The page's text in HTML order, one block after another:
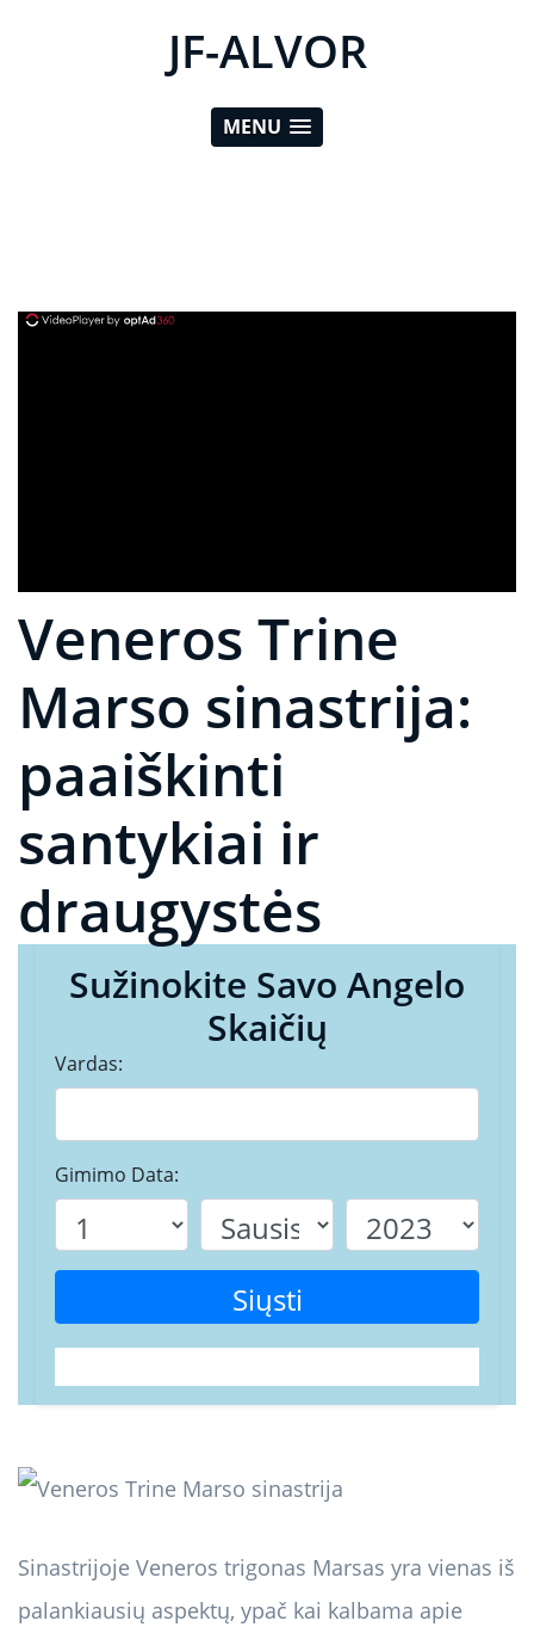
JF-ALVOR
MENU
Veneros Trine
Marso sinastrija:
paaiškinti
santykiai ir
draugystės
Sužinokite Savo Angelo
Skaičių
Vardas:
Gimimo Data:
Siųsti
Sinastrijoje Veneros trigonas Marsas yra vienas iš
palankiausių aspektų, ypač kai kalbama apie